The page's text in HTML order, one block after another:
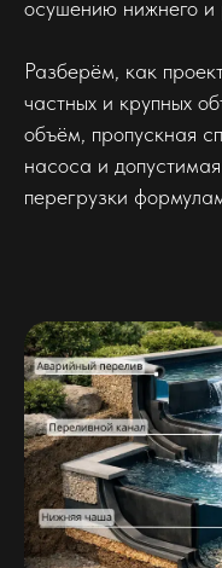
осушению нижнего и
Разберём, как
частных и крупных
объём, пропускная
насоса и
перегрузки